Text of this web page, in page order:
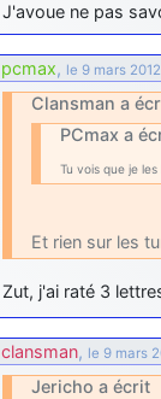
J'avoue ne pas
pcmax, le 9 mars
Clansman a
PCmax a
Tu vois que je
Et rien sur les
Zut, j'ai raté 3
clansman, le 9 mars
Jericho a écrit